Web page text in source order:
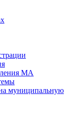
МА
муниципальную